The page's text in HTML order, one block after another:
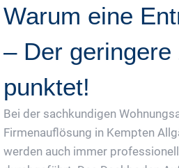
Warum eine
– Der geringere
punktet!
Bei der sachkundigen
Firmenauflösung in Kempten
werden auch immer